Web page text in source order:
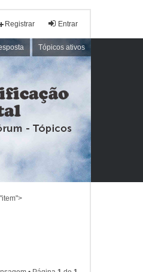
Entrar
Registrar
Tópicos ativos